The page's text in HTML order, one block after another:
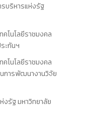
บริหารแห่งรัฐ
คโนโลยีราชมงคล
ะกันฯ
คโนโลยีราชมงคล
การพัฒนางานวิจัย
งรัฐ มหาวิทยาลัย